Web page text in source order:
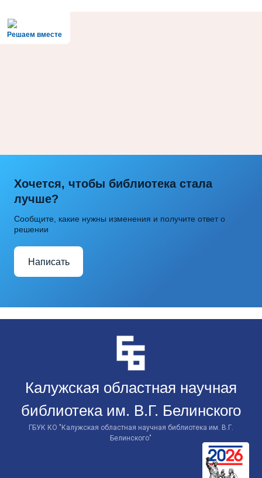
Решаем вместе
Хочется, чтобы библиотека стала
лучше?
Сообщите, какие нужны изменения и получите ответ о
решении
Написать
Калужская областная научная
библиотека им. В.Г. Белинского
ГБУК КО "Калужская областная научная библиотека им. В.Г.
Белинского"